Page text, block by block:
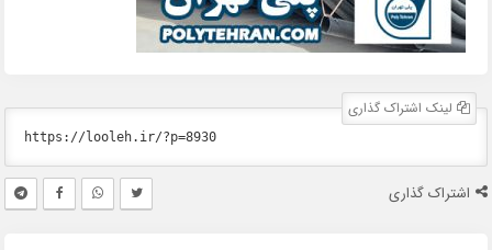
لینک اشتراک گذاری
اشتراک گذاری